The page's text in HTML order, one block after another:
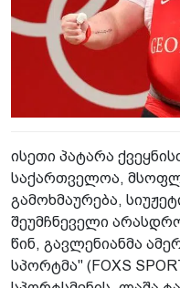
ისეთი პატარა
საქართველოა,
გამოხმაურება,
შეუმჩნეველი
წინ, გავლენიანმა
სპორტმა" (FOXS